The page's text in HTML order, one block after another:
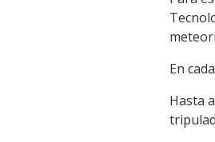
En
Hasta